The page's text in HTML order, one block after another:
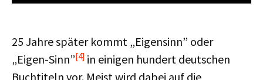
25 Jahre später kommt „Eigensinn” oder
„Eigen-Sinn”[4] in einigen hundert deutschen
Buchtiteln vor. Meist wird dabei auf die